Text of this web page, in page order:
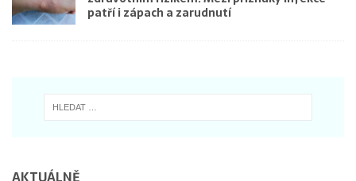
patří i zápach a zarudnutí
AKTUÁLNĚ